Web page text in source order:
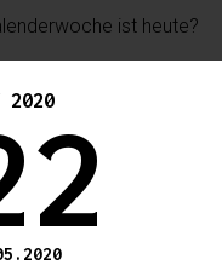
2020